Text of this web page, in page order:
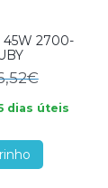
45W 2700-
dias úteis